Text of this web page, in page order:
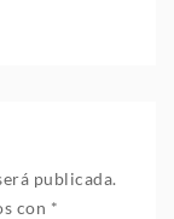
publicada.
con *